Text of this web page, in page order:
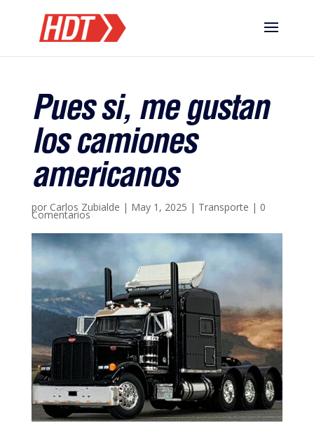
Pues si, me gustan
los camiones
americanos
por Carlos Zubialde | May 1, 2025 | Transporte | 0
Comentarios